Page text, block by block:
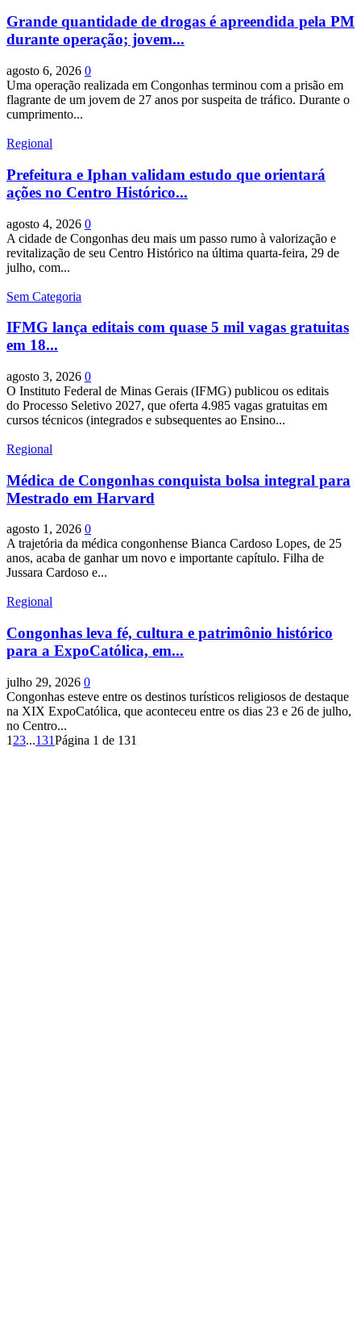
Grande quantidade de drogas é apreendida pela PM
durante operação; jovem...
agosto 6, 2026 0
Uma operação realizada em Congonhas terminou com a prisão em
flagrante de um jovem de 27 anos por suspeita de tráfico. Durante o
cumprimento...
Regional
Prefeitura e Iphan validam estudo que orientará
ações no Centro Histórico...
agosto 4, 2026 0
A cidade de Congonhas deu mais um passo rumo à valorização e
revitalização de seu Centro Histórico na última quarta-feira, 29 de
julho, com...
Sem Categoria
IFMG lança editais com quase 5 mil vagas gratuitas
em 18...
agosto 3, 2026 0
O Instituto Federal de Minas Gerais (IFMG) publicou os editais
do Processo Seletivo 2027, que oferta 4.985 vagas gratuitas em
cursos técnicos (integrados e subsequentes ao Ensino...
Regional
Médica de Congonhas conquista bolsa integral para
Mestrado em Harvard
agosto 1, 2026 0
A trajetória da médica congonhense Bianca Cardoso Lopes, de 25
anos, acaba de ganhar um novo e importante capítulo. Filha de
Jussara Cardoso e...
Regional
Congonhas leva fé, cultura e patrimônio histórico
para a ExpoCatólica, em...
julho 29, 2026 0
Congonhas esteve entre os destinos turísticos religiosos de destaque
na XIX ExpoCatólica, que aconteceu entre os dias 23 e 26 de julho,
no Centro...
1 23...131Página 1 de 131